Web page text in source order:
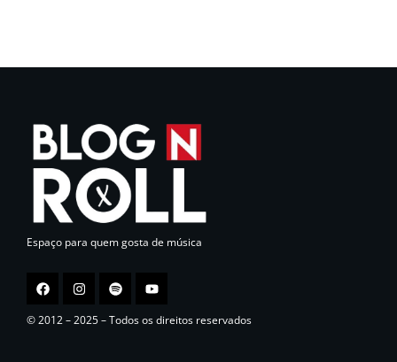
Espaço para quem gosta de música
© 2012 – 2025 – Todos os direitos reservados